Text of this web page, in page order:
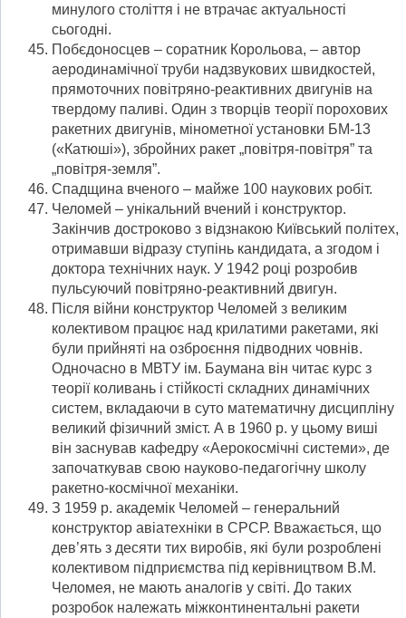
минулого століття і не втрачає актуальності
сьогодні.
Побєдоносцев – соратник Корольова, – автор
аеродинамічної труби надзвукових швидкостей,
прямоточних повітряно-реактивних двигунів на
твердому паливі. Один з творців теорії порохових
ракетних двигунів, мінометної установки БМ-13
(«Катюші»), збройних ракет „повітря-повітря” та
„повітря-земля”.
Спадщина вченого – майже 100 наукових робіт.
Челомей – унікальний вчений і конструктор.
Закінчив достроково з відзнакою Київський політех,
отримавши відразу ступінь кандидата, а згодом і
доктора технічних наук. У 1942 році розробив
пульсуючий повітряно-реактивний двигун.
Після війни конструктор Челомей з великим
колективом працює над крилатими ракетами, які
були прийняті на озброєння підводних човнів.
Одночасно в МВТУ ім. Баумана він читає курс з
теорії коливань і стійкості складних динамічних
систем, вкладаючи в суто математичну дисципліну
великий фізичний зміст. А в 1960 р. у цьому виші
він заснував кафедру «Аерокосмічні системи», де
започаткував свою науково-педагогічну школу
ракетно-космічної механіки.
З 1959 р. академік Челомей – генеральний
конструктор авіатехніки в СРСР. Вважається, що
дев’ять з десяти тих виробів, які були розроблені
колективом підприємства під керівництвом В.М.
Челомея, не мають аналогів у світі. До таких
розробок належать міжконтинентальні ракети